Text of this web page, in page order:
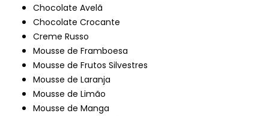
Chocolate Avelã
Chocolate Crocante
Creme Russo
Mousse de Framboesa
Mousse de Frutos Silvestres
Mousse de Laranja
Mousse de Limão
Mousse de Manga